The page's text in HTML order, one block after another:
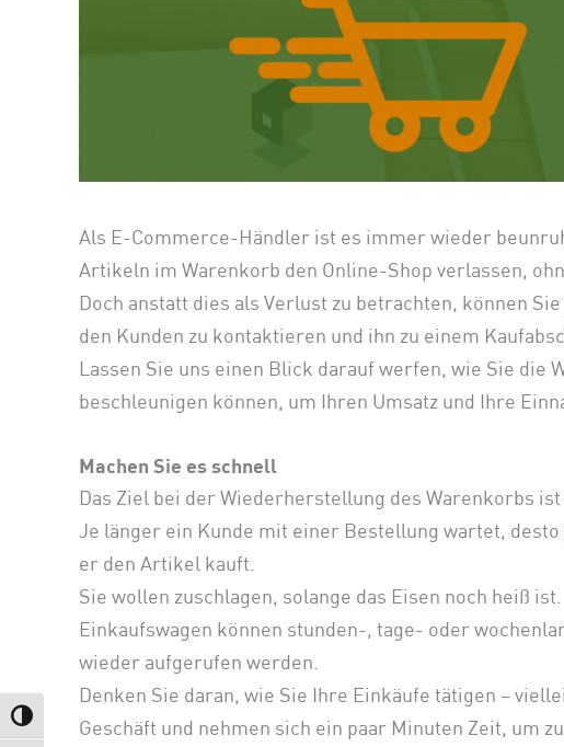
Umschalten auf hohe Kontraste
Als E-Commerce-Händler ist es immer wieder
Artikeln im Warenkorb den Online-Shop verlassen,
Doch anstatt dies als Verlust zu betrachten, können
den Kunden zu kontaktieren und ihn zu einem
Lassen Sie uns einen Blick darauf werfen, wie Sie die
beschleunigen können, um Ihren Umsatz und Ihre
Machen Sie es schnell
Das Ziel bei der Wiederherstellung des Warenkorbs
Je länger ein Kunde mit einer Bestellung wartet,
er den Artikel kauft.
Sie wollen zuschlagen, solange das Eisen noch heiß ist.
Einkaufswagen können stunden-, tage- oder
wieder aufgerufen werden.
Denken Sie daran, wie Sie Ihre Einkäufe tätigen –
Geschäft und nehmen sich ein paar Minuten Zeit, um